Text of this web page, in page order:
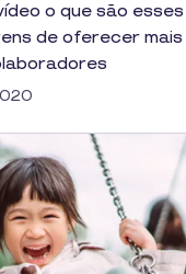
o que são
de oferecer mais